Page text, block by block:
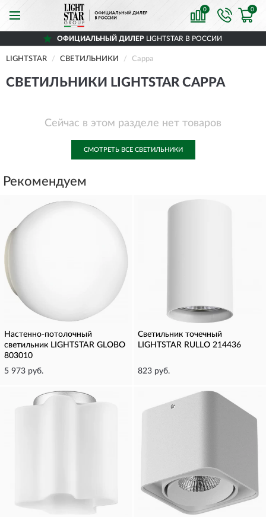
0 0
ОФИЦИАЛЬНЫЙ ДИЛЕРLIGHTSTAR В РОССИИ
LIGHTSTAR СВЕТИЛЬНИКИ Cappa
СВЕТИЛЬНИКИ LIGHTSTAR CAPPA
Сейчас в этом разделе нет товаров
СМОТРЕТЬ ВСЕ СВЕТИЛЬНИКИ
Рекомендуем
Настенно-потолочный
светильник LIGHTSTAR GLOBO
803010
5 973 руб.
Светильник точечный
LIGHTSTAR RULLO 214436
823 руб.